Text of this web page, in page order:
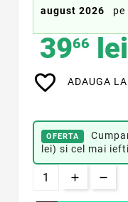
august 2026
pe
3966 lei
favorite_border ADAUGA
OFERTA
lei) si cel mai